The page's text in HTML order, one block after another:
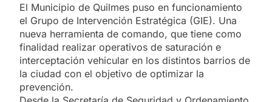
El Municipio de Quilmes puso en funcionamiento
el Grupo de Intervención Estratégica (GIE). Una
nueva herramienta de comando, que tiene como
finalidad realizar operativos de saturación e
interceptación vehicular en los distintos barrios de
la ciudad con el objetivo de optimizar la
prevención.